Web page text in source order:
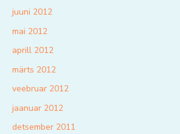
juuni 2012
mai 2012
aprill 2012
märts 2012
veebruar 2012
jaanuar 2012
detsember 2011